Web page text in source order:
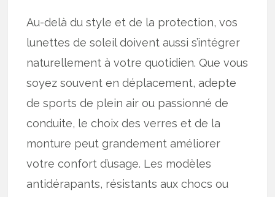
Au-delà du style et de la protection, vos
lunettes de soleil doivent aussi s’intégrer
naturellement à votre quotidien. Que vous
soyez souvent en déplacement, adepte
de sports de plein air ou passionné de
conduite, le choix des verres et de la
monture peut grandement améliorer
votre confort d’usage. Les modèles
antidérapants, résistants aux chocs ou